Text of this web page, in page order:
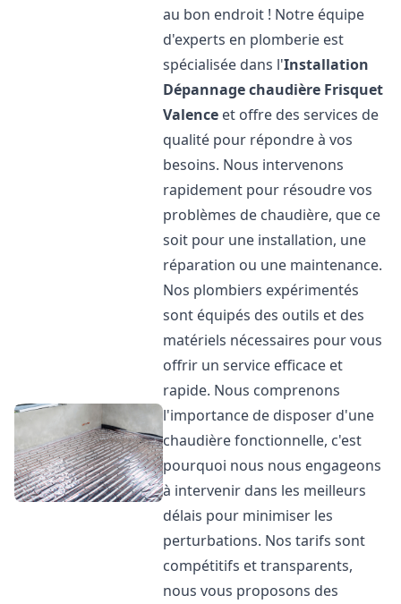
au bon endroit ! Notre équipe
d'experts en plomberie est
spécialisée dans l'Installation
Dépannage chaudière Frisquet
Valence et offre des services de
qualité pour répondre à vos
besoins. Nous intervenons
rapidement pour résoudre vos
problèmes de chaudière, que ce
soit pour une installation, une
réparation ou une maintenance.
Nos plombiers expérimentés
sont équipés des outils et des
matériels nécessaires pour vous
offrir un service efficace et
rapide. Nous comprenons
l'importance de disposer d'une
chaudière fonctionnelle, c'est
pourquoi nous nous engageons
à intervenir dans les meilleurs
délais pour minimiser les
perturbations. Nos tarifs sont
compétitifs et transparents,
nous vous proposons des